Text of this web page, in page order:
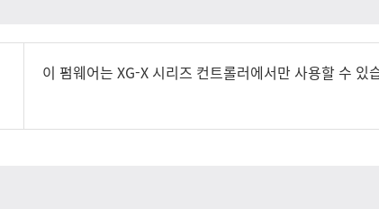
이 펌웨어는 XG-X 시리즈 컨트롤러에서만 사용할 수 있